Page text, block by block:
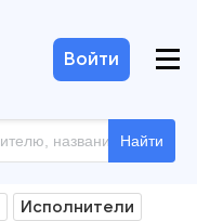
Найти
Войти
Исполнители